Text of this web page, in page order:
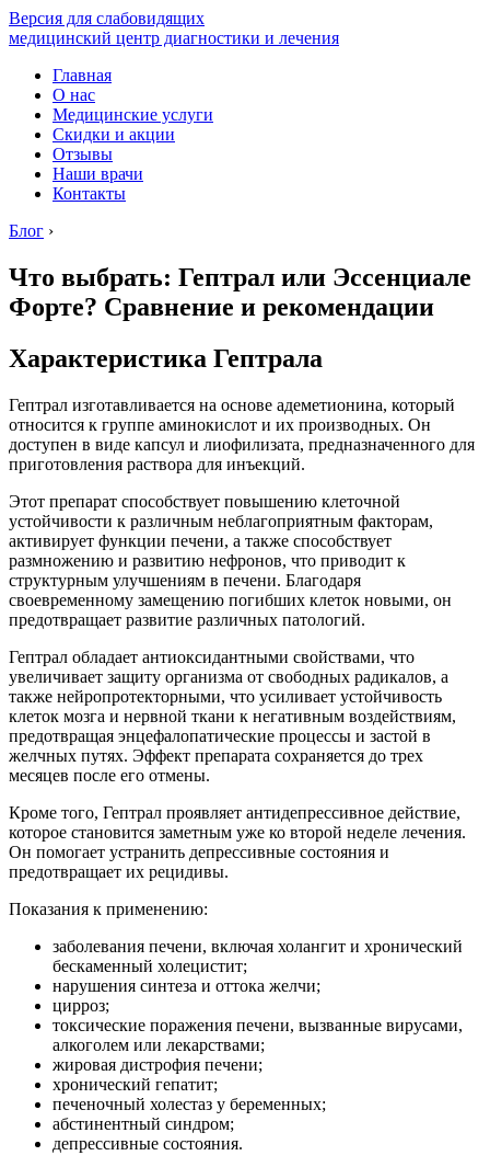
Версия для слабовидящих
медицинский центр диагностики и лечения
Главная
О нас
Медицинские услуги
Скидки и акции
Отзывы
Наши врачи
Контакты
Блог ›
Что выбрать: Гептрал или Эссенциале
Форте? Сравнение и рекомендации
Характеристика Гептрала
Гептрал изготавливается на основе адеметионина, который
относится к группе аминокислот и их производных. Он
доступен в виде капсул и лиофилизата, предназначенного для
приготовления раствора для инъекций.
Этот препарат способствует повышению клеточной
устойчивости к различным неблагоприятным факторам,
активирует функции печени, а также способствует
размножению и развитию нефронов, что приводит к
структурным улучшениям в печени. Благодаря
своевременному замещению погибших клеток новыми, он
предотвращает развитие различных патологий.
Гептрал обладает антиоксидантными свойствами, что
увеличивает защиту организма от свободных радикалов, а
также нейропротекторными, что усиливает устойчивость
клеток мозга и нервной ткани к негативным воздействиям,
предотвращая энцефалопатические процессы и застой в
желчных путях. Эффект препарата сохраняется до трех
месяцев после его отмены.
Кроме того, Гептрал проявляет антидепрессивное действие,
которое становится заметным уже ко второй неделе лечения.
Он помогает устранить депрессивные состояния и
предотвращает их рецидивы.
Показания к применению:
заболевания печени, включая холангит и хронический
бескаменный холецистит;
нарушения синтеза и оттока желчи;
цирроз;
токсические поражения печени, вызванные вирусами,
алкоголем или лекарствами;
жировая дистрофия печени;
хронический гепатит;
печеночный холестаз у беременных;
абстинентный синдром;
депрессивные состояния.